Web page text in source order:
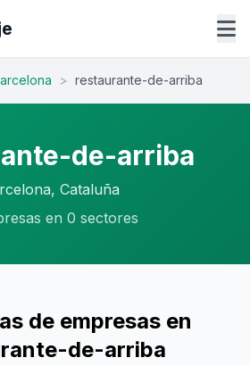
> restaurante-de-arriba
de-arriba
Cataluña
en 0 sectores
de empresas en
de-arriba